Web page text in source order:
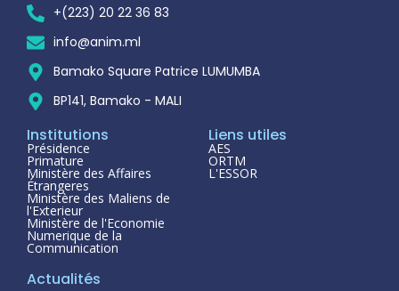
+(223) 20 22 36 83
info@anim.ml
Bamako Square Patrice LUMUMBA
BP141, Bamako - MALI
Institutions
Présidence
Primature
Ministère des Affaires
Étrangeres
Ministère des Maliens de
l'Exterieur
Ministère de l'Economie
Numerique de la
Communication
Liens utiles
AES
ORTM
L'ESSOR
Actualités